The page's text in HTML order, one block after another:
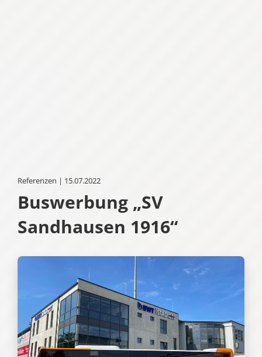
Referenzen | 15.07.2022
Buswerbung „SV
Sandhausen 1916“